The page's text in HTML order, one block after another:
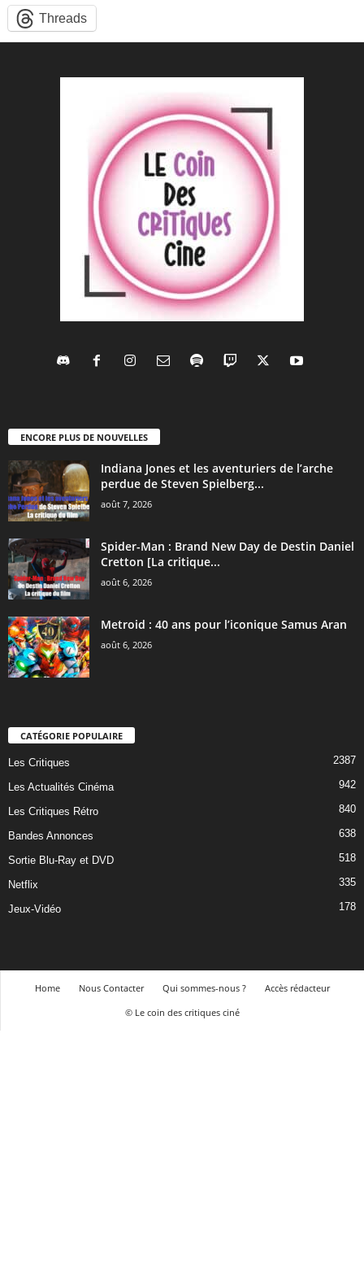
Threads
ENCORE PLUS DE NOUVELLES
Indiana Jones et les aventuriers de l’arche
perdue de Steven Spielberg...
août 7, 2026
Spider-Man : Brand New Day de Destin Daniel
Cretton [La critique...
août 6, 2026
Metroid : 40 ans pour l’iconique Samus Aran
août 6, 2026
CATÉGORIE POPULAIRE
Les Critiques 2387
Les Actualités Cinéma 942
Les Critiques Rétro 840
Bandes Annonces 638
Sortie Blu-Ray et DVD 518
Netflix 335
Jeux-Vidéo 178
Home Nous Contacter Qui sommes-nous ?
Accès rédacteur
© Le coin des critiques ciné